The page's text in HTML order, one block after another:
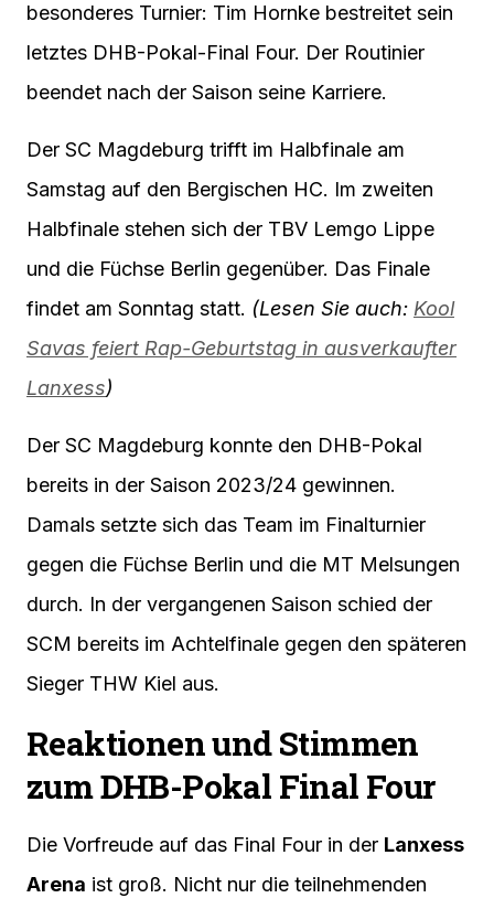
besonderes Turnier: Tim Hornke bestreitet sein
letztes DHB-Pokal-Final Four. Der Routinier
beendet nach der Saison seine Karriere.
Der SC Magdeburg trifft im Halbfinale am
Samstag auf den Bergischen HC. Im zweiten
Halbfinale stehen sich der TBV Lemgo Lippe
und die Füchse Berlin gegenüber. Das Finale
findet am Sonntag statt. (Lesen Sie auch: Kool
Savas feiert Rap-Geburtstag in ausverkaufter
Lanxess)
Der SC Magdeburg konnte den DHB-Pokal
bereits in der Saison 2023/24 gewinnen.
Damals setzte sich das Team im Finalturnier
gegen die Füchse Berlin und die MT Melsungen
durch. In der vergangenen Saison schied der
SCM bereits im Achtelfinale gegen den späteren
Sieger THW Kiel aus.
Reaktionen und Stimmen
zum DHB-Pokal Final Four
Die Vorfreude auf das Final Four in der Lanxess
Arena ist groß. Nicht nur die teilnehmenden